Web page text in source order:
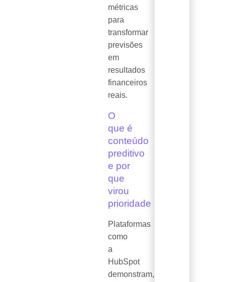
métricas
para
transformar
previsões
em
resultados
financeiros
reais.
O
que é
conteúdo
preditivo
e por
que
virou
prioridade
Plataformas
como
a
HubSpot
demonstram,